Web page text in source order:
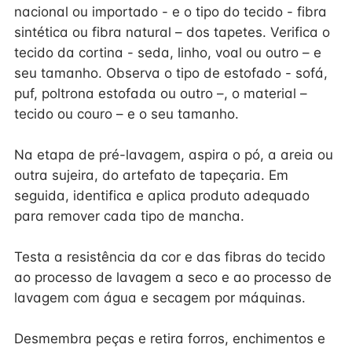
nacional ou importado - e o tipo do tecido - fibra
sintética ou fibra natural – dos tapetes. Verifica o
tecido da cortina - seda, linho, voal ou outro – e
seu tamanho. Observa o tipo de estofado - sofá,
puf, poltrona estofada ou outro –, o material –
tecido ou couro – e o seu tamanho.
Na etapa de pré-lavagem, aspira o pó, a areia ou
outra sujeira, do artefato de tapeçaria. Em
seguida, identifica e aplica produto adequado
para remover cada tipo de mancha.
Testa a resistência da cor e das fibras do tecido
ao processo de lavagem a seco e ao processo de
lavagem com água e secagem por máquinas.
Desmembra peças e retira forros, enchimentos e